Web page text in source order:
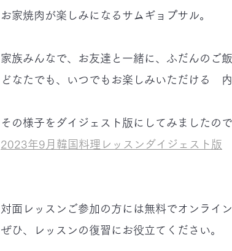
お家焼肉が楽しみになるサムギョプサル。
家族みんなで、お友達と一緒に、ふだんのご
どなたでも、いつでもお楽しみいただける　
その様子をダイジェスト版にしてみましたの
2023年9月韓国料理レッスンダイジェスト版
対面レッスンご参加の方には無料でオンライ
ぜひ、レッスンの復習にお役立てください。